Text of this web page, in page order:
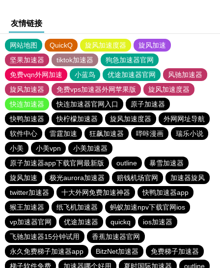
友情链接
网站地图 QuickQ 旋风加速度器
旋风加速
坚果加速器
tiktok加速器
狗急加速器官网
免费vqn外网加速
小蓝鸟 优途加速器官网
风驰加速器
旋风加速器
免费vps加速器外网苹果版
旋风加速度器
快连加速器
快连加速器官网入口
原子加速器
快鸭加速器
快柠檬加速器 旋风加速度器
外网网址导航
软件中心
雷霆加速 狂飙加速器 哔咔漫画
瑞乐小说
小美
小美vpn
小美加速器
原子加速器app下载官网最新版
outline
暴雪加速器
旋风加速
极光aurora加速器 赔钱机场官网
加速器旋风
twitter加速器
十大外网免费加速神器
快鸭加速器app
猴王加速器
纸飞机加速器
蚂蚁加速npv下载官网ios
vp加速器官网
优途加速器 quickq
ios加速器
飞驰加速器15分钟试用
香蕉加速器官网
永久免费梯子加速器app
BitzNet加速器
免费梯子加速器
梯子软件免费
加速器哪个好用 夏时国际加速器 outline